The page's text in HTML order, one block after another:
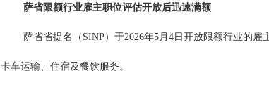
萨省限额行业雇主职位评估开放后迅速满额
萨省省提名（SINP）于2026年5月4日开放限额行业的雇
卡车运输、住宿及餐饮服务。